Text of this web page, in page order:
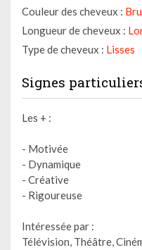
Couleur des cheveux :
Longueur de cheveux :
Type de cheveux : Lisses
Signes
Les + :
- Motivée
- Dynamique
- Créative
- Rigoureuse
Intéressée par :
Télévision, Théâtre,